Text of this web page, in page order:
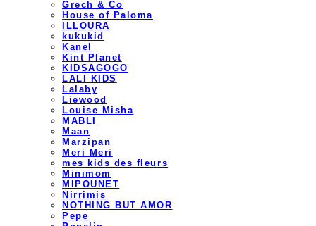
Grech & Co
House of Paloma
ILLOURA
kukukid
Kanel
Kint Planet
KIDSAGOGO
LALI KIDS
Lalaby
Liewood
Louise Misha
MABLI
Maan
Marzipan
Meri Meri
mes kids des fleurs
Minimom
MIPOUNET
Nirrimis
NOTHING BUT AMOR
Pepe